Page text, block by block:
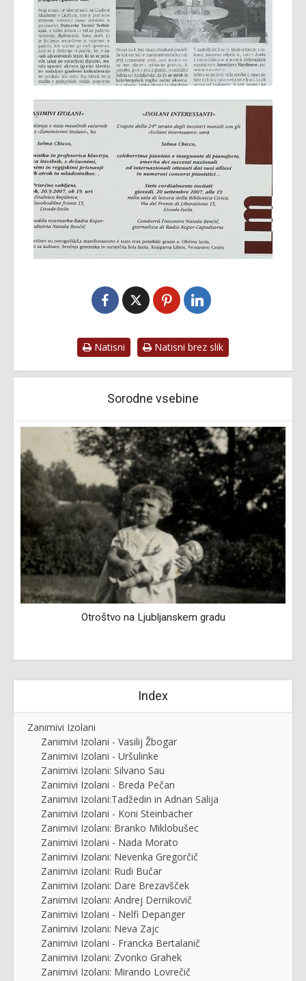
Natisni Natisni brez slik
Sorodne vsebine
Otroštvo na Ljubljanskem gradu
Index
Zanimivi Izolani
Zanimivi Izolani - Vasilij Žbogar
Zanimivi Izolani - Uršulinke
Zanimivi Izolani: Silvano Sau
Zanimivi Izolani - Breda Pečan
Zanimivi Izolani:Tadžedin in Adnan Salija
Zanimivi Izolani - Koni Steinbacher
Zanimivi Izolani: Branko Miklobušec
Zanimivi Izolani - Nada Morato
Zanimivi Izolani: Nevenka Gregorčič
Zanimivi Izolani: Rudi Bučar
Zanimivi Izolani: Dare Brezavšček
Zanimivi Izolani: Andrej Dernikovič
Zanimivi Izolani - Nelfi Depanger
Zanimivi Izolani: Neva Zajc
Zanimivi Izolani - Francka Bertalanič
Zanimivi Izolani: Zvonko Grahek
Zanimivi Izolani: Mirando Lovrečič